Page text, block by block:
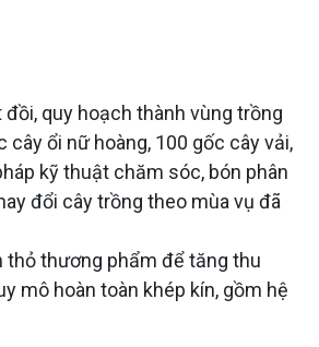
quy hoạch thành vùng trồng
ổi nữ hoàng, 100 gốc cây vải,
kỹ thuật chăm sóc, bón phân
đổi cây trồng theo mùa vụ đã
thỏ thương phẩm để tăng thu
mô hoàn toàn khép kín, gồm hệ